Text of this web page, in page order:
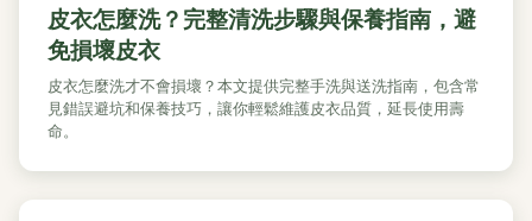
皮衣怎麼洗？完整清洗步驟與保養指南，避
免損壞皮衣
皮衣怎麼洗才不會損壞？本文提供完整手洗與送洗指南，包含常
見錯誤避坑和保養技巧，讓你輕鬆維護皮衣品質，延長使用壽
命。